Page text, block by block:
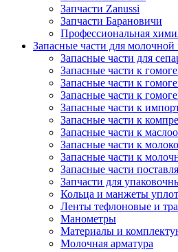
Запчасти Zanussi
Запчасти Барановичи
Профессиональная
Запасные части для
Запасные части для
Запасные части к
Запасные части к
Запасные части к
Запасные части к
Запасные части к
Запасные части к
Запасные части к
Запасные части к
Запасные части
Запчасти для
Кольца и манжеты
Ленты тефлоновые и
Манометры
Материалы и
Молочная арматура